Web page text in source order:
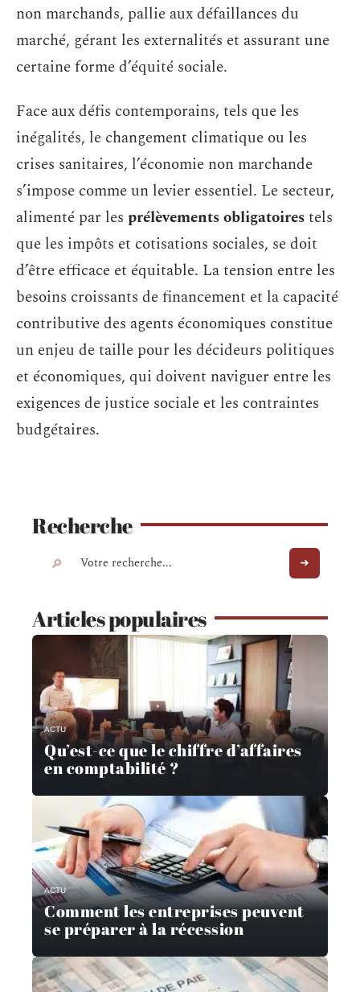
non marchands, pallie aux défaillances du
marché, gérant les externalités et assurant une
certaine forme d’équité sociale.
Face aux défis contemporains, tels que les
inégalités, le changement climatique ou les
crises sanitaires, l’économie non marchande
s’impose comme un levier essentiel. Le secteur,
alimenté par les prélèvements obligatoirestels
que les impôts et cotisations sociales, se doit
d’être efficace et équitable. La tension entre les
besoins croissants de financement et la capacité
contributive des agents économiques constitue
un enjeu de taille pour les décideurs politiques
et économiques, qui doivent naviguer entre les
exigences de justice sociale et les contraintes
budgétaires.
Recherche
Articles populaires
ACTU
Qu’est-ce que le chiffre d’affaires
en comptabilité ?
ACTU
Comment les entreprises peuvent
se préparer à la récession